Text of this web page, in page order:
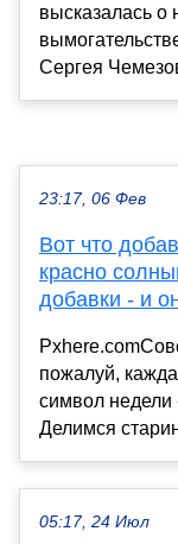
высказалась
Сергея
23:17, 06 Фев
Вот что
красно
добавки - и
пожалуй,
символ недели
Делимся
05:17, 24 Июл